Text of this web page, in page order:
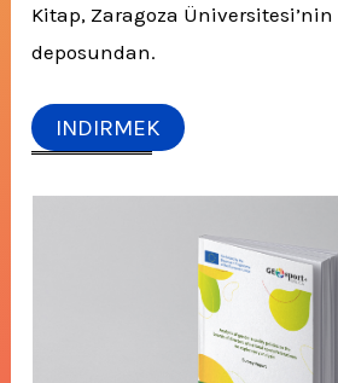
Kitap, Zaragoza Üniversitesi’nin
deposundan.
INDIRMEK